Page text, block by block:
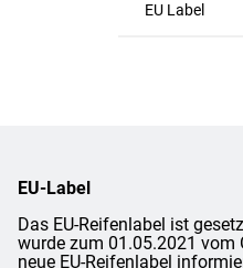
EU Label
EU-Label
Das EU-Reifenlabel ist
wurde zum 01.05.2021 vom
neue EU-Reifenlabel